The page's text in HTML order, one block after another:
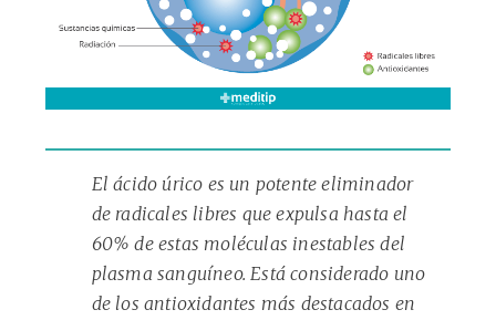
El ácido úrico es un potente eliminador
de radicales libres que expulsa hasta el
60% de estas moléculas inestables del
plasma sanguíneo. Está considerado uno
de los antioxidantes más destacados en